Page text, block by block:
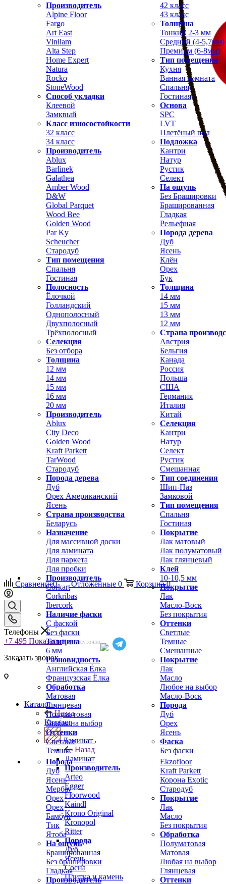
Производитель
Alpine Floor
Fargo
Art East
Vinilam
Alta Step
Home Expert
Natura
Rocko
StoneWood
Способ укладки
Клеевой
Замквый
Класс износостойкости
32 класс
34 класс
42 класс
43 класс
Толщина
Тонкий 2-3 мм
Средний (4-5,7мм)
Премиум (6-8мм)
Тип помещения
Кухня
Ванная комната
Спальня
Гостиная
Основа
SPC
LVT
Плетёный пол
Подложка
Производитель
Ablux
Barlinek
Galathea
Amber Wood
D&W
Global Parquet
Wood Bee
Golden Wood
Par Ky
Scheucher
Стародуб
Тип помещения
Спальня
Гостиная
Полосность
Ёлочкой
Голландский
Однополосный
Двухполосный
Трёхполосный
Селекция
Без отбора
Кантри
Натур
Рустик
Селект
На ощупь
Без Брашировки
Брашированная
Гладкая
Рельефная
Порода дерева
Дуб
Ясень
Клён
Орех
Бук
Толщина
14 мм
15 мм
13 мм
12 мм
Страна
Австрия
Бельгия
Толщина
12 мм
14 мм
15 мм
16 мм
20 мм
Производитель
Ablux
City Deco
Golden Wood
Kraft Parkett
TarWood
Стародуб
Порода дерева
Дуб
Орех Американский
Ясень
Страна производства
Беларусь
Канада
Россия
Польша
США
Германия
Италия
Китай
Селекция
Кантри
Натур
Селект
Рустик
Смешанная
Тип соединения
Шип-Паз
Замковой
Тип помещения
Спальня
Гостиная
Назначение
Для массивной доски
Для ламината
Для паркета
Для пробки
Покрытие
Лак матовый
Лак полуматовый
Лак глянцевый
Клей
Производитель
Corkart
Corkribas
Ibercork
Наличие фаски
С фаской
Без фаски
Толщина
6 мм
10-10,5 мм
Покрытие
Лак
Масло-Воск
Без покрытия
Оттенки
Светлые
Темные
Смешанные
Разновидность
Английская Ёлка
Французская Ёлка
Обработка
Матовая
Глянцевая
Полуматовая
Любая на выбор
Оттенки
Светлые
Темные
Покрытие
Лак
Масло
Любое на выбор
Масло-Воск
Порода
Дуб
Орех
Ясень
Фаска
Без фаски
Порода
Дуб
Ясень
Мербау
Орех
Орех
Бамбук
Тик
Ятоба
На ощупь
Брашированная
Без брашировки
Гладкая
Производитель
Ekzofloor
Kraft Parkett
Корона Exotic
Стародуб
Покрытие
Лак
Масло
Без покрытия
Обработка
Полуматовая
Матовая
Любая на выбор
Глянцевая
Оттенки
Сравнение0 Отложенные 0 Корзина 0
Телефоны
+7 495 Показать Круглосуточно
Заказать звонок
Каталог
Назад
Каталог
Ламинат
Назад
Ламинат
Производитель
Arteo
Egger
Floorwood
Kaindl
Krono Original
Kronopol
Ritter
Порода
Дуб
Ясень
Сосна
Плитка и камень